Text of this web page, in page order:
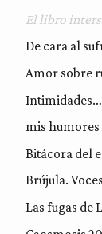
El libro
De cara al
Amor sobre
mis humores
Bitácora del
Brújula.
Las fugas de